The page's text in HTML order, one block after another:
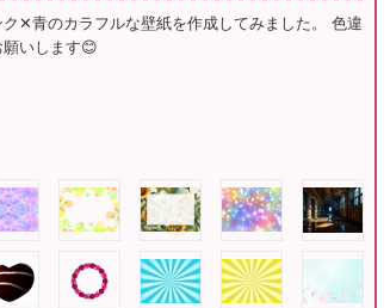
✕青のカラフルな壁紙を作成してみました。 色違
いします😊